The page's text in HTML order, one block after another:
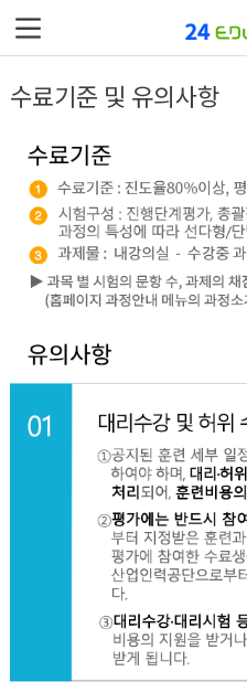
에듀빈
환급과정안내
교육과정
커뮤니티
고객지원센터
사이트맵
수료기준 및 유의사항